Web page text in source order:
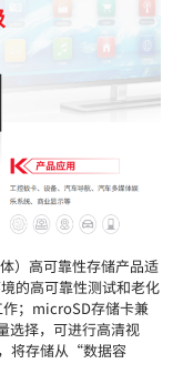
）高可靠性存储产品适
的高可靠性测试和老化
； microSD存储卡兼
选择，可进行高清视
将存储从 “数据容